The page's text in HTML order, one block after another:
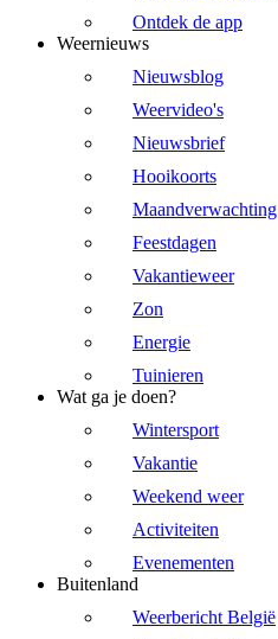
Ontdek de app
Weernieuws
Nieuwsblog
Weervideo's
Nieuwsbrief
Hooikoorts
Maandverwachting
Feestdagen
Vakantieweer
Zon
Energie
Tuinieren
Wat ga je doen?
Wintersport
Vakantie
Weekend weer
Activiteiten
Evenementen
Buitenland
Weerbericht België